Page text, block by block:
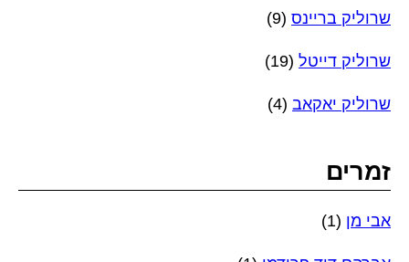
שרוליק בריינס (9)
שרוליק דייטל (19)
שרוליק יאקאב (4)
זמרים
אבי מן (1)